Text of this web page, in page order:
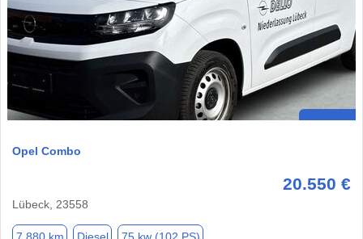
Opel Combo
20.550 €
Lübeck, 23558